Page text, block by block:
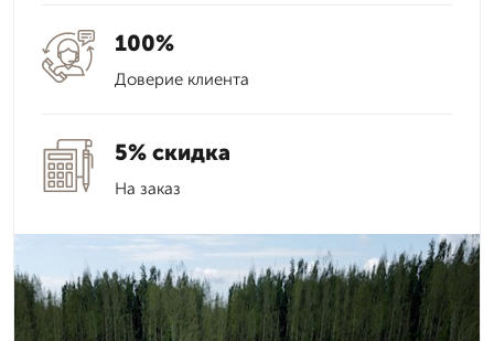
100%
Доверие клиента
5% скидка
На заказ